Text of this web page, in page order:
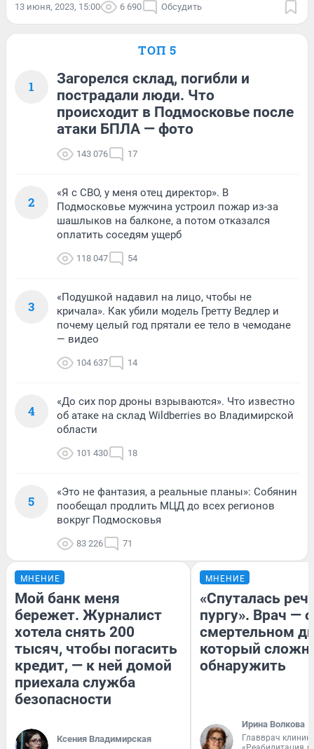
13 июня, 2023, 15:00 6 690 Обсудить
ТОП 5
1
Загорелся склад, погибли и
пострадали люди. Что
происходит в Подмосковье после
атаки БПЛА — фото
143 076 17
2
«Я с СВО, у меня отец директор». В
Подмосковье мужчина устроил пожар из-за
шашлыков на балконе, а потом отказался
оплатить соседям ущерб
118 047 54
3
«Подушкой надавил на лицо, чтобы не
кричала». Как убили модель Гретту Ведлер и
почему целый год прятали ее тело в чемодане
— видео
104 637 14
4
«До сих пор дроны взрываются». Что известно
об атаке на склад Wildberries во Владимирской
области
101 430 18
5
«Это не фантазия, а реальные планы»: Собянин
пообещал продлить МЦД до всех регионов
вокруг Подмосковья
83 226 71
МНЕНИЕ
Мой банк меня
бережет. Журналист
хотела снять 200
тысяч, чтобы погасить
кредит, — к ней домой
приехала служба
безопасности
Ксения Владимирская
МНЕНИЕ
«Спуталась
пургу». Врач — о
смертельном
который
обнаружить
Ирина Волкова
Главврач